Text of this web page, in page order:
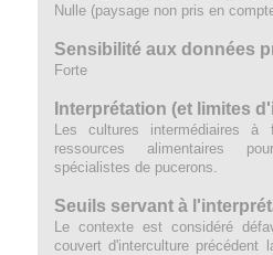
Nulle (paysage non pris en
Sensibilité aux données
Forte
Interprétation (et limites
Les cultures intermédiaires à
ressources alimentaires
spécialistes de pucerons.
Seuils servant à
Le contexte est considéré
couvert d'interculture précédent